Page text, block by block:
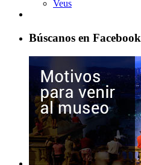
Veus
Búscanos en Facebook